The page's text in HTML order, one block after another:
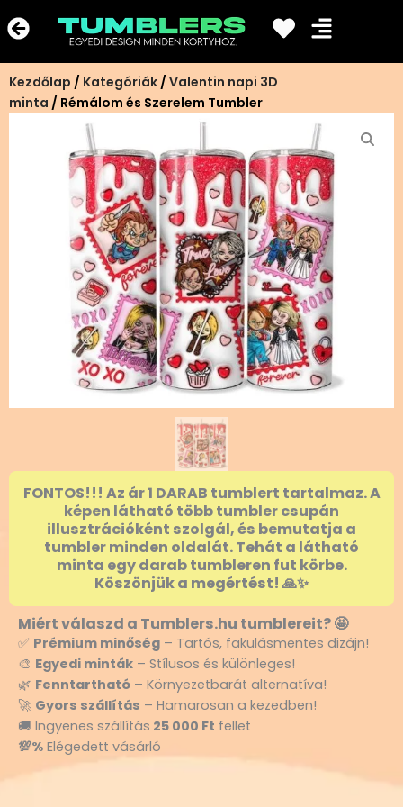
a
tartalomra
Kezdőlap / Kategóriák / Valentin napi 3D
minta / Rémálom és Szerelem Tumbler
FONTOS!!! Az ár 1 DARAB tumblert tartalmaz. A
képen látható több tumbler csupán
illusztrációként szolgál, és bemutatja a
tumbler minden oldalát. Tehát a látható
minta egy darab tumbleren fut körbe.
Köszönjük a megértést! 🙏✨
Miért válaszd a Tumblers.hu tumblereit? 🤩
✅ Prémium minőség – Tartós, fakulásmentes dizájn!
🎨 Egyedi minták – Stílusos és különleges!
🌿 Fenntartható – Környezetbarát alternatíva!
🚀 Gyors szállítás – Hamarosan a kezedben!
🚚 Ingyenes szállítás 25 000 Ft fellet
💯% Elégedett vásárló